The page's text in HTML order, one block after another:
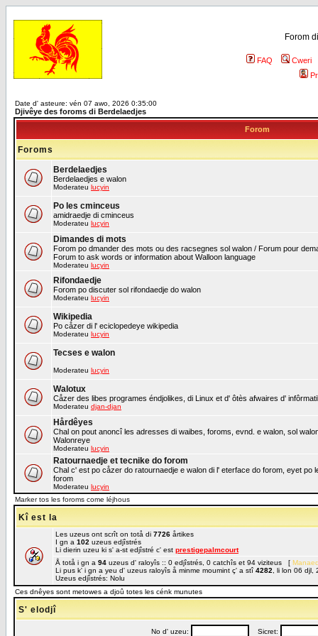
Forom
FAQ
Cweri
Date d' asteure: vén 07 awo, 2026 0:35:00
Djivêye des foroms di Berdelaedjes
Forom
Foroms
Berdelaedjes
Berdelaedjes e walon
Moderateu lucyin
Po les cminceus
amidraedje di cminceus
Moderateu lucyin
Dimandes di mots
Forom po dmander des mots ou des racsegnes sol walon / Forum pour
Forum to ask words or information about Walloon language
Moderateu lucyin
Rifondaedje
Forom po discuter sol rifondaedje do walon
Moderateu lucyin
Wikipedia
Po cåzer di l' eciclopedeye wikipedia
Moderateu lucyin
Tecses e walon
Moderateu lucyin
Walotux
Cåzer des libes programes éndjolikes, di Linux et d' ôtès afwaires d'
Moderateu djan-djan
Hårdêyes
Chal on pout anoncî les adresses di waibes, foroms, evnd. e walon, sol
Walonreye
Moderateu lucyin
Ratournaedje et tecnike do forom
Chal c' est po cåzer do ratournaedje e walon di l' eterface do forom, eyet
forom
Moderateu lucyin
Marker tos les foroms come léjhous
Kî est la
Les uzeus ont scrît on totå di 7726 årtikes
I gn a 102 uzeus edjîstrés
Li dierin uzeu ki s' a-st edjîstré c' est prestigepalmcourt
Å totå i gn a 94 uzeus d' raloyîs :: 0 edjîstrés, 0 catchîs et 94 viziteus [
Li pus k' i gn a yeu d' uzeus raloyîs å minme moumint ç' a stî 4282 , li lon 06
Uzeus edjîstrés: Nolu
Ces dnêyes sont metowes a djoû totes les cénk munutes
S' elodjî
No d' uzeu: Sicret: